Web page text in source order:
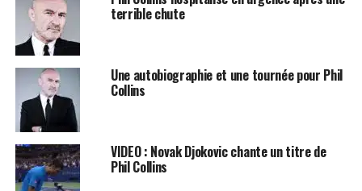
Collins. Ils se sont liés d’amitié courant 2023 et ont
décidé d’écrire et d’enregistrer ensemble, avant
d’accueillir peu après Steve et Emmett.
Le quatuor arrive en Europe en juin prochain et se
produira notamment en ouverture des concerts du
groupe
Toto
Petit Bainle 10 juin prochain. Les places sont
disponibles sur le siteTicketmaster
terrible chute
Une autobiographie et une tournée pour Phil
Collins
VIDEO : Novak Djokovic chante un titre de
Phil Collins